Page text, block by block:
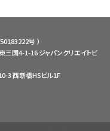
号 ）
国4-1-16 ジャパンクリエイトビ
3 西新橋HSビル1F